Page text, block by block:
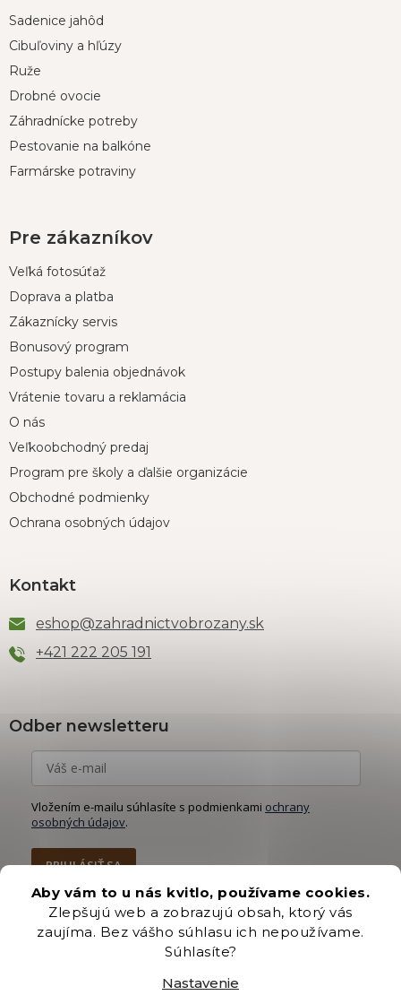
Aby vám to u nás kvitlo, používame cookies.
Zlepšujú web a zobrazujú obsah, ktorý vás
zaujíma. Bez vášho súhlasu ich nepoužívame.
Súhlasíte?
Nastavenie
äSadenice jahôd
Cibuľoviny a hľúzy
Ruže
Drobné ovocie
Záhradnícke potreby
Pestovanie na balkóne
Farmárske potraviny
Pre zákazníkov
Veľká fotosúťaž
Doprava a platba
Zákaznícky servis
Bonusový program
Postupy balenia objednávok
Vrátenie tovaru a reklamácia
O nás
Veľkoobchodný predaj
Program pre školy a ďalšie organizácie
Obchodné podmienky
Ochrana osobných údajov
Kontakt
eshop@zahradnictvobrozany.sk
+421 222 205 191
Odber newsletteru
Vložením e-mailu súhlasíte s podmienkami ochrany
osobných údajov.
PRIHLÁSIŤ SA
Vytvoril Shoptet Premium